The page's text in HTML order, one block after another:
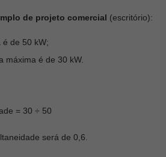
de projeto comercial (escritório):
é de 50 kW;
máxima é de 30 kW.
= 30 ÷ 50
será de 0,6.